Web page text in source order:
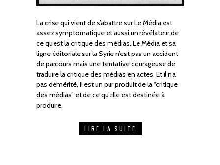
La crise qui vient de s’abattre sur Le Média est
assez symptomatique et aussi un révélateur de
ce qu’est la critique des médias. Le Média et sa
ligne éditoriale sur la Syrie n’est pas un accident
de parcours mais une tentative courageuse de
traduire la critique des médias en actes. Et il n’a
pas démérité, il est un pur produit de la “critique
des médias” et de ce qu’elle est destinée à
produire.
LIRE LA SUITE